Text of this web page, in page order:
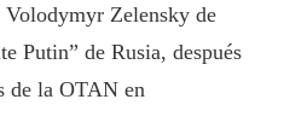
Zelensky de
Putin” de Rusia, después
de la OTAN en